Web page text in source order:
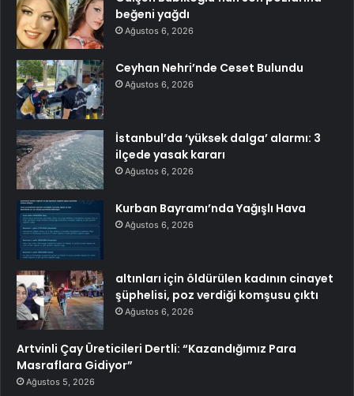
beğeni yağdı
Ağustos 6, 2026
Ceyhan Nehri’nde Ceset Bulundu
Ağustos 6, 2026
İstanbul’da ‘yüksek dalga’ alarmı: 3
ilçede yasak kararı
Ağustos 6, 2026
Kurban Bayramı’nda Yağışlı Hava
Ağustos 6, 2026
altınları için öldürülen kadının cinayet
şüphelisi, poz verdiği komşusu çıktı
Ağustos 6, 2026
Artvinli Çay Üreticileri Dertli: “Kazandığımız Para
Masraflara Gidiyor”
Ağustos 5, 2026